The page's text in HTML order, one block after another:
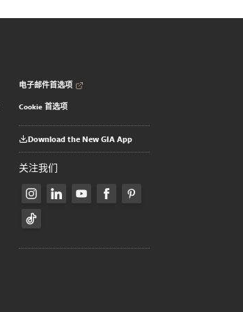
电子邮件首选项
Cookie 首选项
Download the New GIA App
关注我们